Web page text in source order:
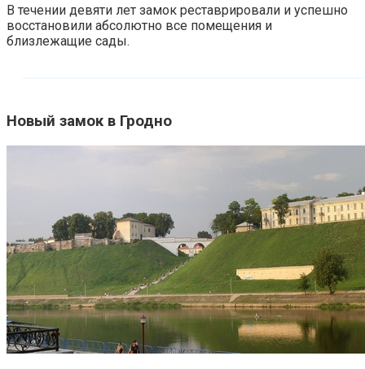
В течении девяти лет замок реставрировали и успешно
восстановили абсолютно все помещения и
близлежащие сады.
Новый замок в Гродно